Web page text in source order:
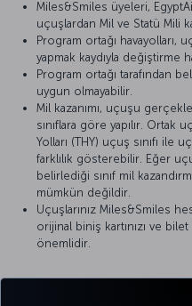
Miles&Smiles üyeleri,
uçuşlardan Mil ve Statü Mili
Program ortağı havayolları,
yapmak kaydıyla değiştirme
Program ortağı tarafından
uygun olmayabilir.
Mil kazanımı, uçuşu
sınıflara göre yapılır. Ortak
Yolları (THY) uçuş sınıfı ile
farklılık gösterebilir. Eğer
belirlediği sınıf mil
mümkün değildir.
Uçuşlarınız Miles&Smiles
orijinal biniş kartınızı ve
önemlidir.